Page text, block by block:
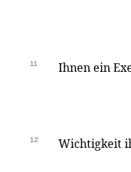
11 Ihnen ein
12 Wichtigkeit